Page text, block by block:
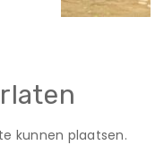
kunnen plaatsen.